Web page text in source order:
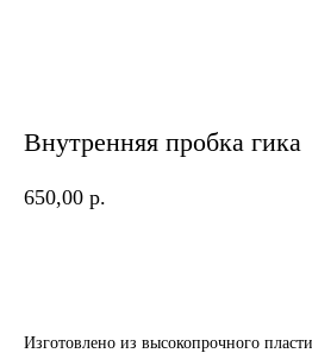
Внутренняя пробка гика
650,00 р.
Изготовлено из высокопрочного